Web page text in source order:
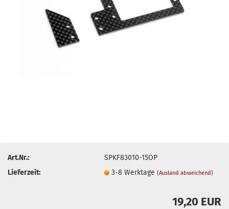
Art.Nr.:
SPKF83010-15OP
Lieferzeit:
3-8 Werktage(Ausland abweichend)
19,20 EUR